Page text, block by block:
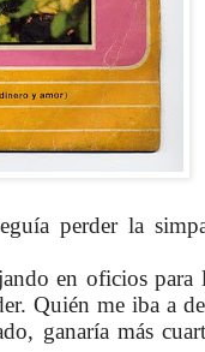
perder la
en oficios para
Quién me iba a
ganaría más